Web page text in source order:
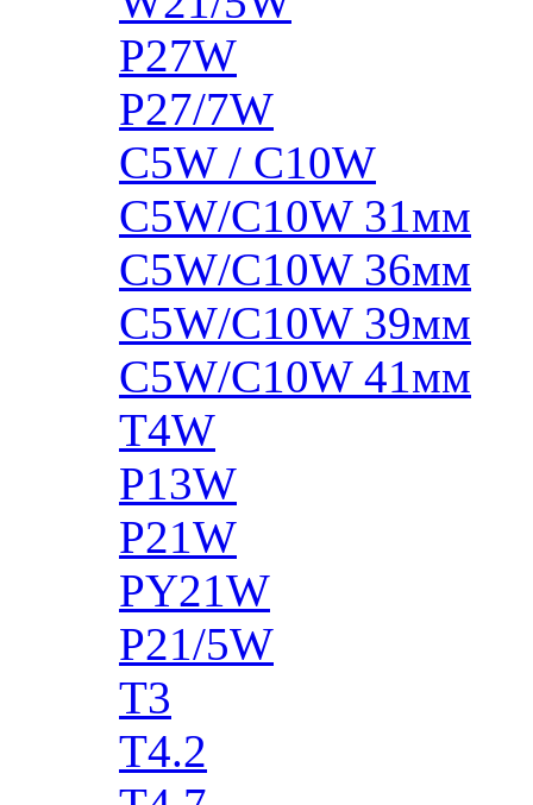
P27W
P27/7W
C5W / C10W
C5W/C10W 31мм
C5W/C10W 36мм
C5W/C10W 39мм
C5W/C10W 41мм
T4W
P13W
P21W
PY21W
P21/5W
T3
T4.2